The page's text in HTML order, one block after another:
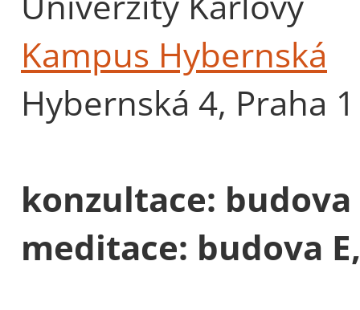
Kampus Hybernská
Hybernská 4, Praha 1
konzultace:
meditace: budova